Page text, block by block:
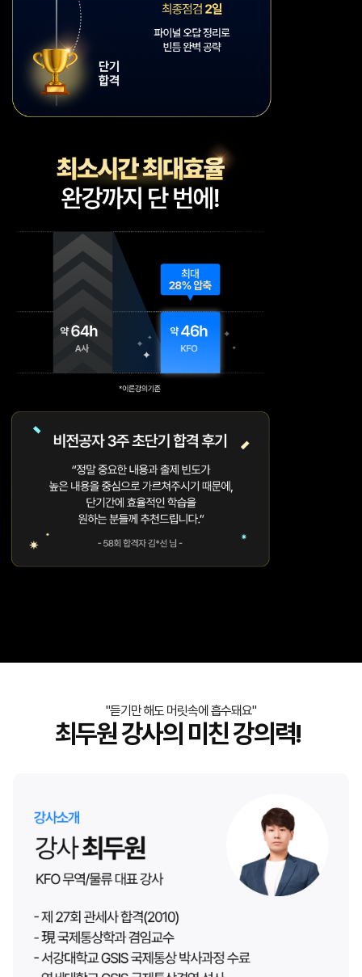
"듣기만 해도 머릿속에 흡수돼요"
최두원 강사의 미친 강의력!